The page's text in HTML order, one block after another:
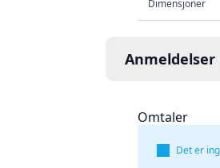
Dimensjoner
Anmeldelser
Omtaler
Det er